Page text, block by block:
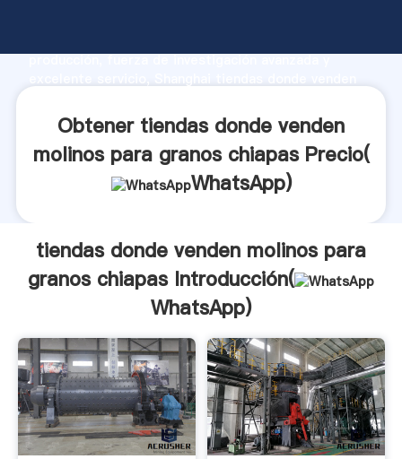
producción, fuerza de investigación avanzada y
y aporta valores a todos los clientes.
Obtener tiendas donde venden
molinos para granos chiapas Precio(
WhatsApp)
tiendas donde venden molinos para
granos chiapas Introducción(
WhatsApp)